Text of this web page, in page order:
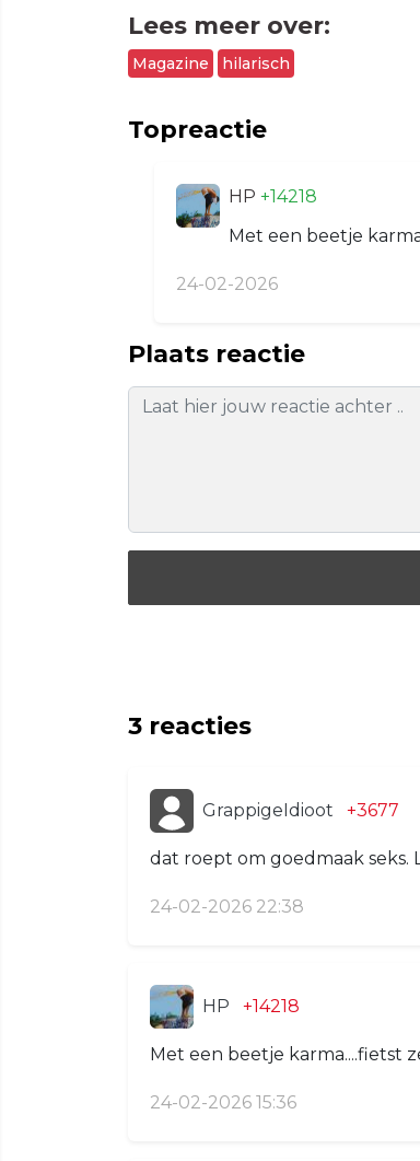
Lees meer over:
Magazine hilarisch
Topreactie
HP +14218
Met een beetje
24-02-2026
Plaats reactie
3 reacties
GrappigeIdioot +3677
dat roept om goedmaak
24-02-2026 22:38
HP +14218
Met een beetje karma....fietst
24-02-2026 15:36